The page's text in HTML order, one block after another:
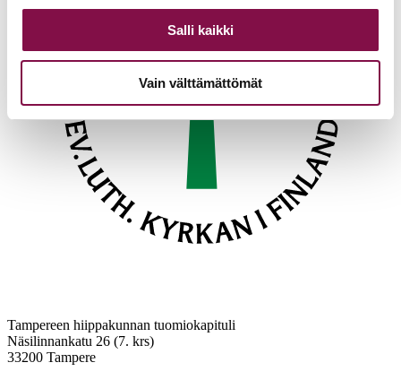
Salli kaikki
Vain välttämättömät
Tampereen hiippakunnan tuomiokapituli
Näsilinnankatu 26 (7. krs)
33200 Tampere